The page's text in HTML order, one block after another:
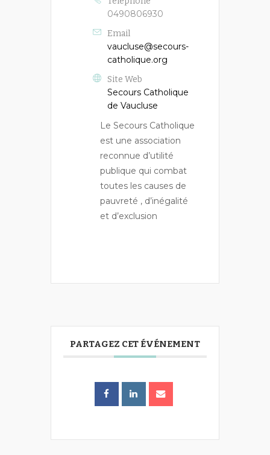
0490806930
Email
vaucluse@secours-
catholique.org
Site Web
Secours Catholique
de Vaucluse
Le Secours Catholique
est une association
reconnue d’utilité
publique qui combat
toutes les causes de
pauvreté , d’inégalité
et d’exclusion
PARTAGEZ CET ÉVÉNEMENT